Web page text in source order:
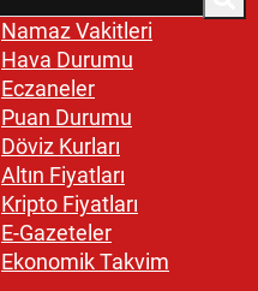
Namaz Vakitleri
Hava Durumu
Eczaneler
Puan Durumu
Döviz Kurları
Altın Fiyatları
Kripto Fiyatları
E-Gazeteler
Ekonomik Takvim